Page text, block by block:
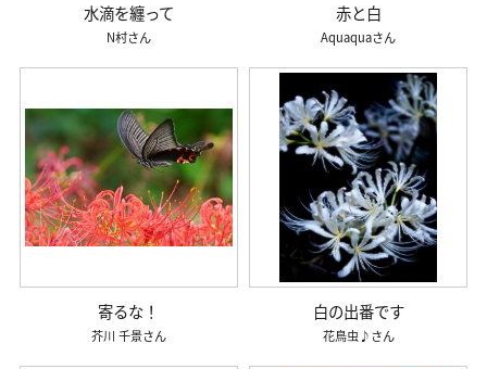
水滴を纏って
N村
赤と白
Aquaqua
寄るな！
芥川 千景
白の出番です
花鳥虫♪